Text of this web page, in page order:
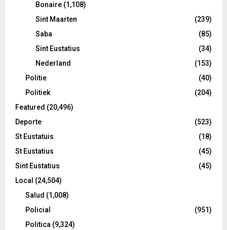
Bonaire (1,108)
Sint Maarten
(239)
Saba
(85)
Sint Eustatius
(34)
Nederland
(153)
Politie
(40)
Politiek
(204)
Featured (20,496)
Deporte
(523)
St Eustatuis
(18)
St Eustatius
(45)
Sint Eustatius
(45)
Local (24,504)
Salud (1,008)
Policial
(951)
Politica (9,324)